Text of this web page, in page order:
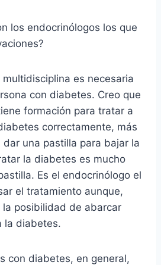
los endocrinólogos los que
es necesaria
con diabetes. Creo que
formación para tratar a
correctamente, más
una pastilla para bajar la
la diabetes es mucho
Es el endocrinólogo el
el tratamiento aunque,
la posibilidad de abarcar
la diabetes.
con diabetes, en general,